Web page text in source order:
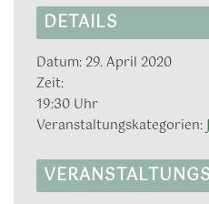
DETAILS
Datum: 29. April 2020
Zeit:
19:30 Uhr
Veranstaltungskategorien: